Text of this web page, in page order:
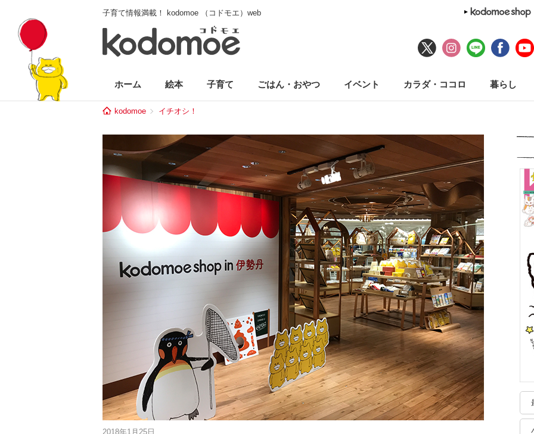
子育て情報満載！ kodomoe （コドモエ）web
ホーム 絵本 子育て ごはん・おやつ イベント カラダ・ココロ 暮らし
kodomoe イチオシ！
2018年1月25日